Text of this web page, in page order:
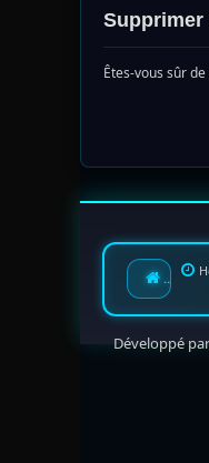
Êtes-vous sûr
Index
Développé